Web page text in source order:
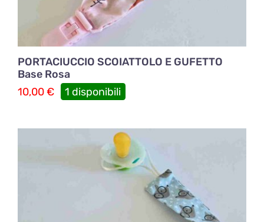
PORTACIUCCIO SCOIATTOLO E GUFETTO
Base Rosa
10,00€ 1 disponibili